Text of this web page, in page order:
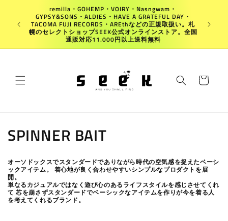
au
contenu
remilla・GOHEMP・VOIRY・Nasngwam・
GYPSY&SONS・ALDIES・HAVE A GRATEFUL DAY・
TACOMA FUJI RECORDS・AREthなどの正規取扱い。札
幌のセレクトショップSEEK公式オンラインストア。全国
通販対応11.000円以上送料無料
Panier
C
o
l
l
SPINNER BAIT
オーソドックスでスタンダードでありながら時代の空気感を捉えたベーシ
ックアイテム。 着心地が良く合わせやすいシンプルなプロダクトを展
開。
単なるカジュアルではなく遊び心のあるライフスタイルを感じさせてくれ
て 芯を崩さずスタンダードでベーシックなアイテムを作りが今を着る人
を考えてくれるブランド。